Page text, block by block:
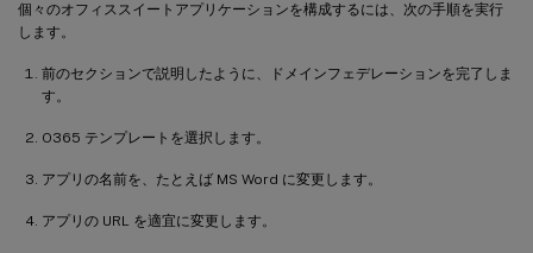
個々のオフィススイートアプリケーションを構成するには、次の手順を実行
します。
前のセクションで説明したように、ドメインフェデレーションを完了しま
す。
O365 テンプレートを選択します。
アプリの名前を、たとえば MS Word に変更します。
アプリの URL を適宜に変更します。